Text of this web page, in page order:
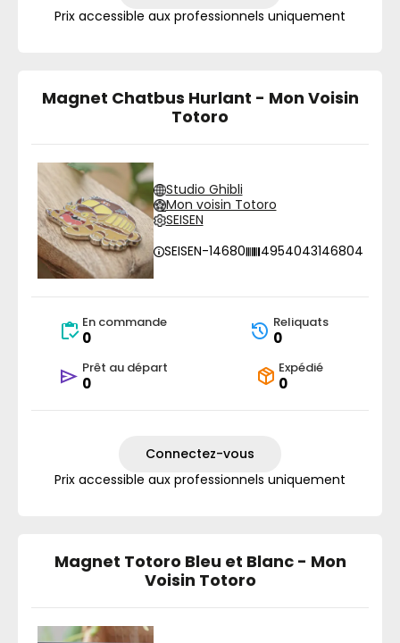
Prix accessible aux professionnels uniquement
Magnet Chatbus Hurlant - Mon Voisin
Totoro
Studio Ghibli
Mon voisin Totoro
SEISEN
SEISEN-14680
4954043146804
En commande
0
Reliquats
0
Prêt au départ
0
Expédié
0
Connectez-vous
Prix accessible aux professionnels uniquement
Magnet Totoro Bleu et Blanc - Mon
Voisin Totoro